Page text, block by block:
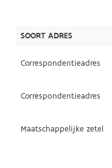
SOORT ADRES
Correspondentieadres
Correspondentieadres
Maatschappelijke zetel